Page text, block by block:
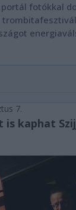
fotókkal
7.
is kaphat